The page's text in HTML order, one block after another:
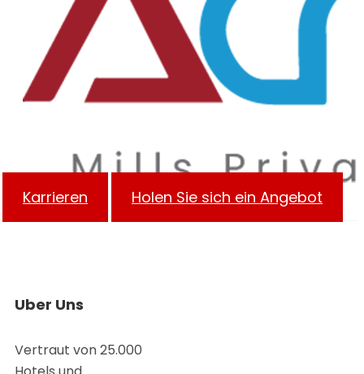
Karrieren Holen Sie sich ein Angebot
Uber Uns
Vertraut von 25.000